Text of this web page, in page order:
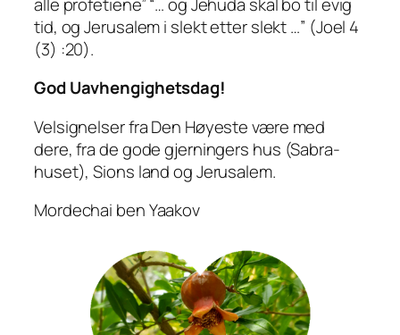
tid, og Jerusalem i slekt etter slekt …” (Joel 4
(3) :20).
God Uavhengighetsdag!
Velsignelser fra Den Høyeste være med
dere, fra de gode gjerningers hus (Sabra-
huset), Sions land og Jerusalem.
Mordechai ben Yaakov